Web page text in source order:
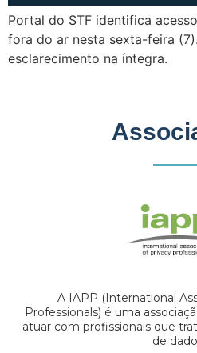
Portal do STF identifica
fora do ar nesta sexta-feira
esclarecimento na íntegra.
A IAPP (International
Professionals) é uma
atuar com profissionais que
de